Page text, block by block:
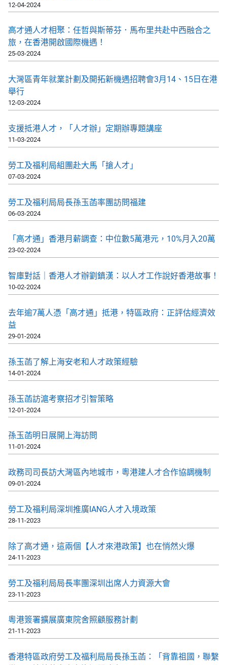
12-04-2024
高才通人才相聚：任哲與斯蒂芬．馬布里共赴中西融合之
旅，在香港開啟國際機遇！
25-03-2024
大灣區青年就業計劃及開拓新機遇招聘會3月14、15日在港
舉行
12-03-2024
支援抵港人才，「人才辦」定期辦專題講座
11-03-2024
勞工及福利局組團赴大馬「搶人才」
07-03-2024
勞工及福利局局長孫玉菡率團訪問福建
06-03-2024
「高才通」香港月薪調查：中位數5萬港元，10%月入20萬
23-02-2024
智庫對話｜香港人才辦劉鎮漢：以人才工作說好香港故事！
10-02-2024
去年逾7萬人憑「高才通」抵港，特區政府：正評估經濟效
益
29-01-2024
孫玉菡了解上海安老和人才政策經驗
14-01-2024
孫玉菡訪滬考察招才引智策略
12-01-2024
孫玉菡明日展開上海訪問
11-01-2024
政務司司長訪大灣區內地城市，粵港建人才合作協調機制
09-01-2024
勞工及福利局深圳推廣IANG人才入境政策
28-11-2023
除了高才通，這兩個【人才來港政策】也在悄然火爆
24-11-2023
勞工及福利局局長率團深圳出席人力資源大會
23-11-2023
粵港簽署擴展廣東院舍照顧服務計劃
21-11-2023
香港特區政府勞工及福利局局長孫玉菡：「背靠祖國，聯繫